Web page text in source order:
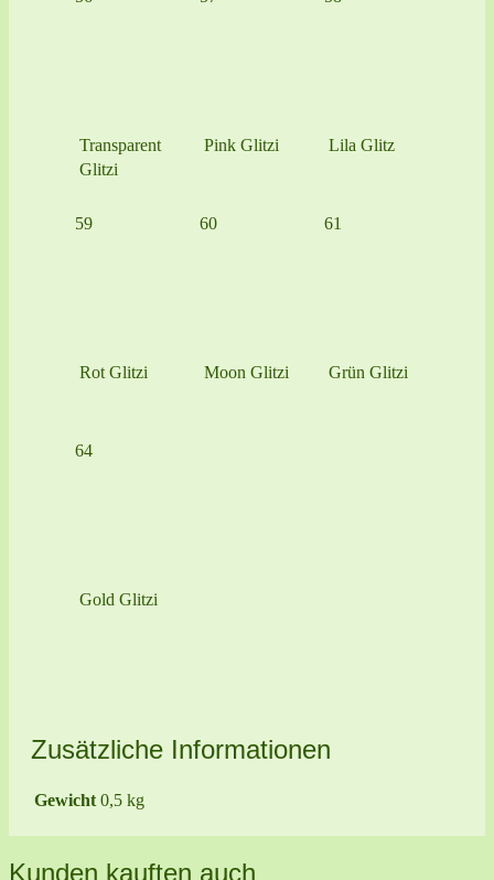
Transparent
Glitzi
Pink Glitzi Lila Glitz
59
Rot Glitzi
60
Moon Glitzi
61
Grün Glitzi
64
Gold Glitzi
Zusätzliche Informationen
Gewicht 0,5 kg
Kunden kauften auch